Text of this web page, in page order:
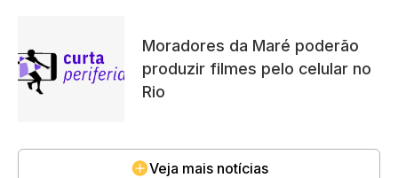
Moradores da Maré poderão
produzir filmes pelo celular no
Rio
Veja mais notícias